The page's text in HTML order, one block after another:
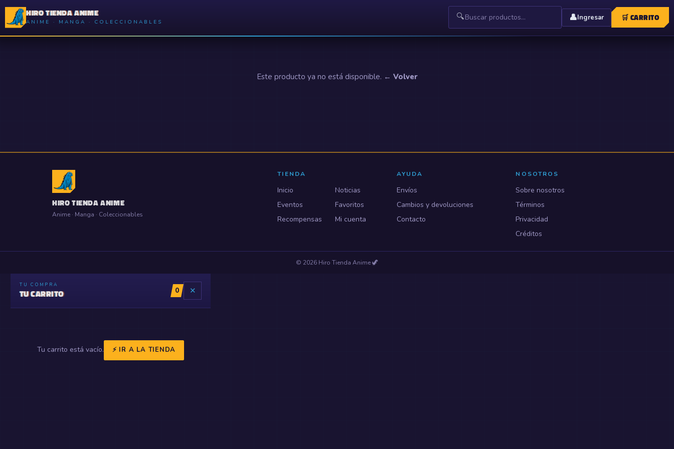
HIRO TIENDA ANIME
ANIME · MANGA · COLECCIONABLES 🔍 👤Ingresar 🛒CARRITO
Este producto ya no está disponible. ← Volver
HIRO TIENDA ANIME
Anime · Manga · Coleccionables
TIENDA
Inicio
Noticias
Eventos
Favoritos
Recompensas
Mi cuenta
AYUDA
Envíos
Cambios y devoluciones
Contacto
NOSOTROS
Sobre nosotros
Términos
Privacidad
Créditos
© 2026 Hiro Tienda Anime🦖
TU COMPRA
TU CARRITO 0 ✕
Tu carrito está vacío. ⚡ IR A LA TIENDA